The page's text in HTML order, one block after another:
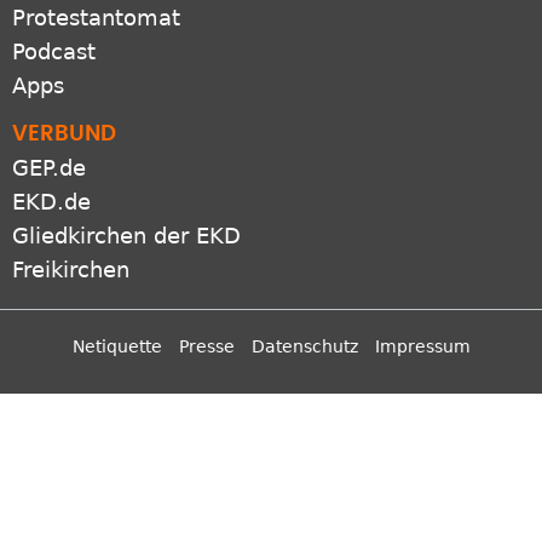
Protestantomat
Podcast
Apps
VERBUND
GEP.de
EKD.de
Gliedkirchen der EKD
Freikirchen
Netiquette Presse Datenschutz Impressum